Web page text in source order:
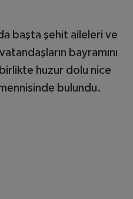
başta şehit aileleri ve
bayramını
huzur dolu nice
bulundu.